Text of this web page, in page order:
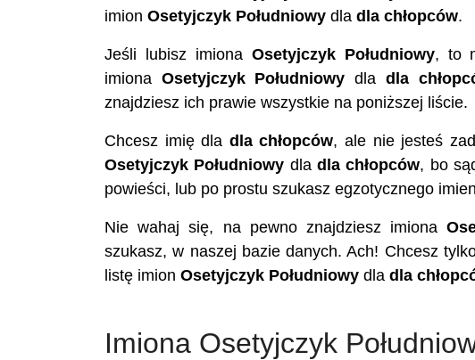
imion Osetyjczyk Południowy dla dla chłopców.
Jeśli lubisz imiona Osetyjczyk Południowy, to
imiona Osetyjczyk Południowy dla dla
znajdziesz ich prawie wszystkie na poniższej liście.
Chcesz imię dla dla chłopców, ale nie jesteś
Osetyjczyk Południowy dladla chłopców, bo
powieści, lub po prostu szukasz egzotycznego
Nie wahaj się, na pewno znajdziesz imiona
szukasz, w naszej bazie danych. Ach! Chcesz
listę imion Osetyjczyk Południowy dla dla
Imiona Osetyjczyk